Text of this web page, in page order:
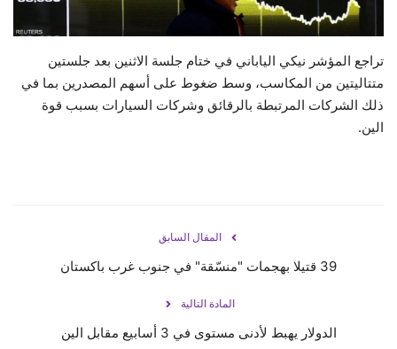
حياة
تراجع المؤشر نيكي الياباني في ختام جلسة الاثنين بعد جلستين
متتاليتين من المكاسب، وسط ضغوط على أسهم المصدرين بما في
ذلك الشركات المرتبطة بالرقائق وشركات السيارات بسبب قوة
الين.
المقال السابق
39 قتيلا بهجمات "منسّقة" في جنوب غرب باكستان
المادة التالية
الدولار يهبط لأدنى مستوى في 3 أسابيع مقابل الين